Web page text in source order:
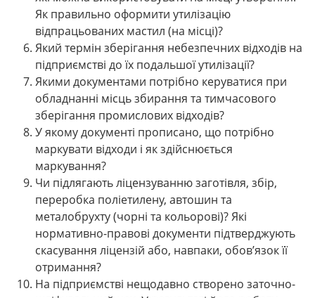
Як правильно оформити утилізацію
відпрацьованих мастил (на місці)?
Який термін зберігання небезпечних відходів на
підприємстві до їх подальшої утилізації?
Якими документами потрібно керуватися при
обладнанні місць збирання та тимчасового
зберігання промислових відходів?
У якому документі прописано, що потрібно
маркувати відходи і як здійснюється
маркування?
Чи підлягають ліцензуванню заготівля, збір,
переробка поліетилену, автошин та
металобрухту (чорні та кольорові)? Які
нормативно-правові документи підтверджують
скасування ліцензій або, навпаки, обов’язок її
отримання?
На підприємстві нещодавно створено заточно-